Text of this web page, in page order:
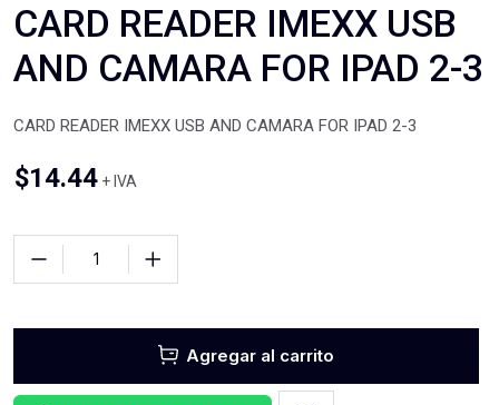
CARD READER IMEXX USB
AND CAMARA FOR IPAD 2-3
CARD READER IMEXX USB AND CAMARA FOR IPAD 2-3
$14.44 + IVA
Agregar al carrito